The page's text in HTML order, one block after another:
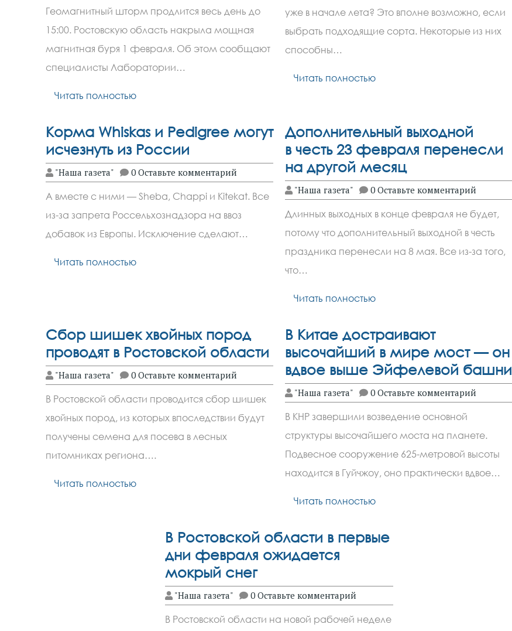
Геомагнитный шторм продлится весь день до
15:00. Ростовскую область накрыла мощная
магнитная буря 1 февраля. Об этом сообщают
специалисты Лаборатории…
Читать полностью
уже в начале лета? Это вполне возможно, если
выбрать подходящие сорта. Некоторые из них
способны…
Читать полностью
Корма Whiskas и Pedigree могут
исчезнуть из России
"Наша газета" 0 Оставьте комментарий
А вместе с ними — Sheba, Chappi и Kitekat. Все
из-за запрета Россельхознадзора на ввоз
добавок из Европы. Исключение сделают…
Читать полностью
Дополнительный выходной
в честь 23 февраля перенесли
на другой месяц
"Наша газета" 0 Оставьте комментарий
Длинных выходных в конце февраля не будет,
потому что дополнительный выходной в честь
праздника перенесли на 8 мая. Все из-за того,
что…
Читать полностью
Сбор шишек хвойных пород
проводят в Ростовской области
"Наша газета" 0 Оставьте комментарий
В Ростовской области проводится сбор шишек
хвойных пород, из которых впоследствии будут
получены семена для посева в лесных
питомниках региона….
Читать полностью
В Китае достраивают
высочайший в мире мост — он
вдвое выше Эйфелевой башни
"Наша газета" 0 Оставьте комментарий
В КНР завершили возведение основной
структуры высочайшего моста на планете.
Подвесное сооружение 625-метровой высоты
находится в Гуйчжоу, оно практически вдвое…
Читать полностью
В Ростовской области в первые
дни февраля ожидается
мокрый снег
"Наша газета" 0 Оставьте комментарий
В Ростовской области на новой рабочей неделе